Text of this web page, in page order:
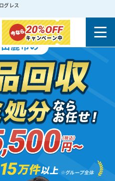
グレス
20%OFF
キャンペーン中
鹿市の